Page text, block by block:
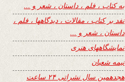
به کتاب ، فلم ، داستان ، شعر و …
نفد بر کتاب ، مقالات ، دیدگاهها ، فلم ،
داستان ، شعر و …
نمایشگاههای هنری
نیمه شعبان
هجدهمین سال نشراتی ۲۴ ساعت